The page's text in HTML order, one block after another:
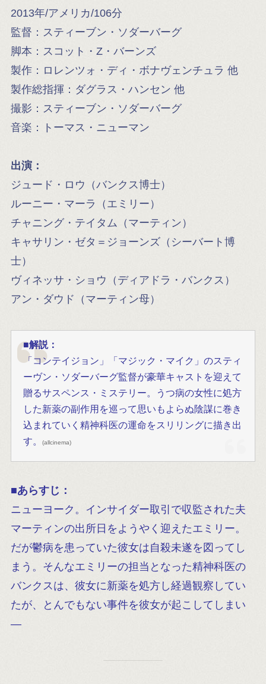
2013年/アメリカ/106分
監督：スティーブン・ソダーバーグ
脚本：スコット・Z・バーンズ
製作：ロレンツォ・ディ・ボナヴェンチュラ 他
製作総指揮：ダグラス・ハンセン 他
撮影：スティーブン・ソダーバーグ
音楽：トーマス・ニューマン
出演：
ジュード・ロウ（バンクス博士）
ルーニー・マーラ（エミリー）
チャニング・テイタム（マーティン）
キャサリン・ゼタ＝ジョーンズ（シーバート博
士）
ヴィネッサ・ショウ（ディアドラ・バンクス）
アン・ダウド（マーティン母）
■解説：
「コンテイジョン」「マジック・マイク」のスティ
ーヴン・ソダーバーグ監督が豪華キャストを迎えて
贈るサスペンス・ミステリー。うつ病の女性に処方
した新薬の副作用を巡って思いもよらぬ陰謀に巻き
込まれていく精神科医の運命をスリリングに描き出
す。
(allcinema)
■あらすじ：
ニューヨーク。インサイダー取引で収監された夫
マーティンの出所日をようやく迎えたエミリー。
だが鬱病を患っていた彼女は自殺未遂を図ってし
まう。そんなエミリーの担当となった精神科医の
バンクスは、彼女に新薬を処方し経過観察してい
たが、とんでもない事件を彼女が起こしてしまい
―